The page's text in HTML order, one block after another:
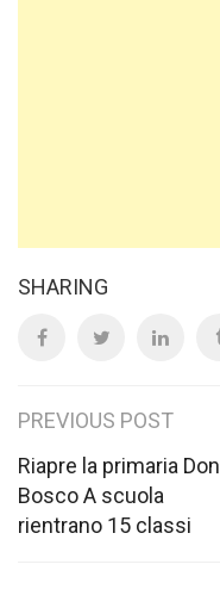
SHARING
Post
navigation
PREVIOUS POST
Riapre la primaria Don
Bosco A scuola
rientrano 15 classi